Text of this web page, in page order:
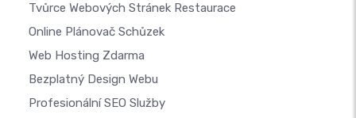
Tvůrce Webových Stránek Restaurace
Online Plánovač Schůzek
Web Hosting Zdarma
Bezplatný Design Webu
Profesionální SEO Služby